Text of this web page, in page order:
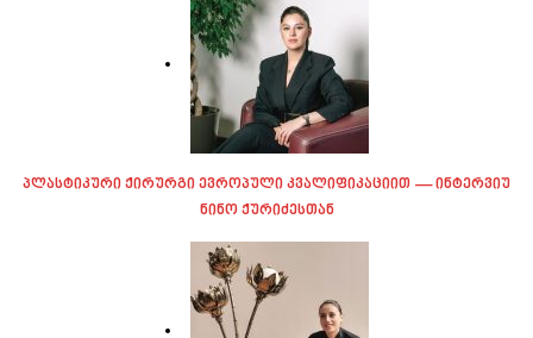
პლასტიკური ქირურგი ევროპული კვალიფიკაციით — ინტერვიუ
ნინო ქურიძესთან